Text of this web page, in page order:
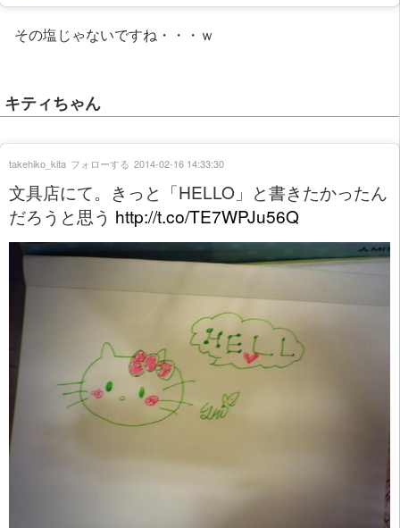
その塩じゃないですね・・・ｗ
キティちゃん
文具店にて。きっと「HELLO」と書きたかったん
だろうと思う http://t.co/TE7WPJu56Q
takehiko_kita フォローする 2014-02-16 14:33:30